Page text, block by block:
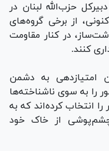
حزب‌الله لبنان در
از برخی گروه‌های
در کنار مقاومت
کنند.
امتیازدهی به دشمن
را به سوی ناشناخته‌ها
انتخاب کرده‌اند که به
چشم‌پوشی از خاک خود